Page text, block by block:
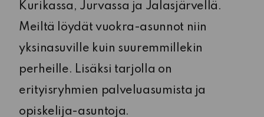
Kurikassa, Jurvassa ja Jalasjärvellä.
Meiltä löydät vuokra-asunnot niin
yksinasuville kuin suuremmillekin
perheille. Lisäksi tarjolla on
erityisryhmien palveluasumista ja
opiskelija-asuntoja.